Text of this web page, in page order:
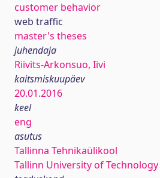
customer behavior
web traffic
master's theses
juhendaja
Riivits-Arkonsuo, Iivi
kaitsmiskuupäev
20.01.2016
keel
eng
asutus
Tallinna Tehnikaülikool
Tallinn University of Technology